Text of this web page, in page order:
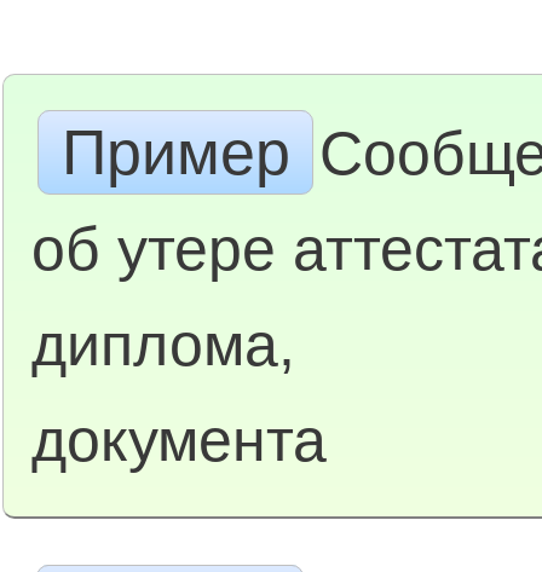
Пример
об утере
диплома,
документа